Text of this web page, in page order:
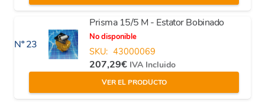
Nº 23
Prisma 15/5 M - Estator Bobinado
No disponible
SKU: 43000069
207,29€ IVA Incluido
VER EL PRODUCTO